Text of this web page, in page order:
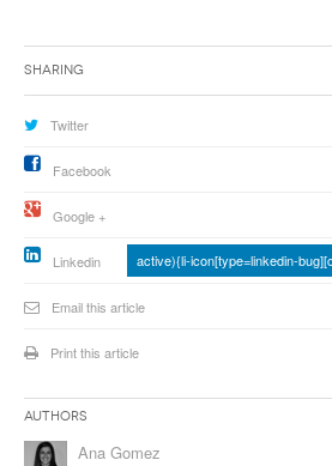
Sharing
Twitter
Facebook
Google +
Linkedin active){li-icon[type=linkedin-
Email this article
Print this article
Authors
Ana Gomez